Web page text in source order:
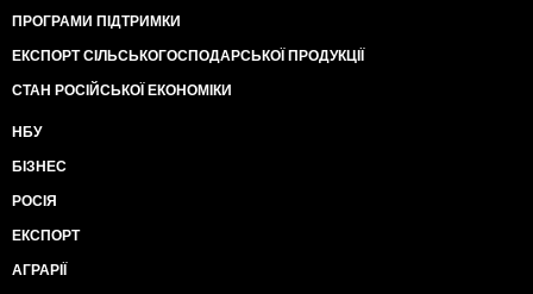
ПРОГРАМИ ПІДТРИМКИ
ЕКСПОРТ СІЛЬСЬКОГОСПОДАРСЬКОЇ ПРОДУКЦІЇ
СТАН РОСІЙСЬКОЇ ЕКОНОМІКИ
НБУ
БІЗНЕС
РОСІЯ
ЕКСПОРТ
АГРАРІЇ